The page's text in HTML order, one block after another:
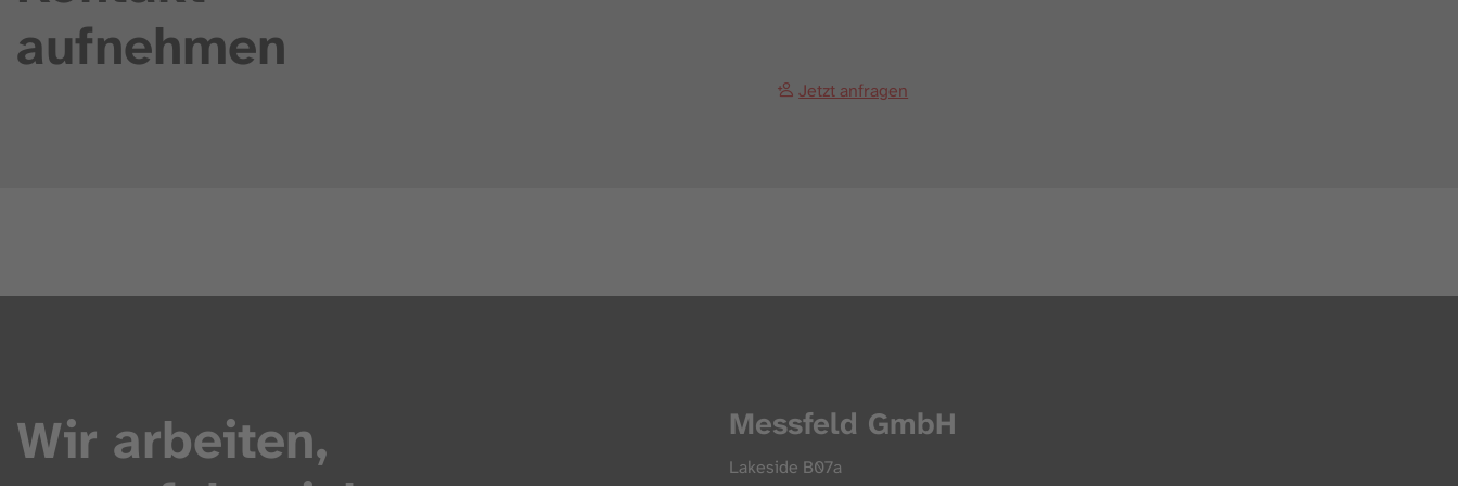
aufnehmen
Jetzt anfragen
Wir arbeiten,
Messfeld GmbH
Lakeside B07a